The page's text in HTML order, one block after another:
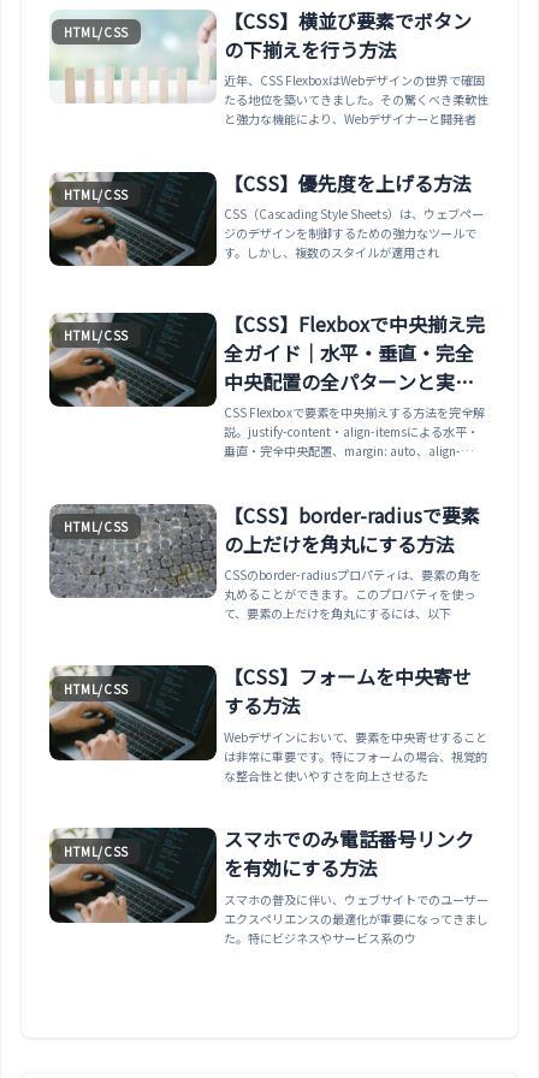
HTML/CSS
【CSS】横並び要素でボタン
の下揃えを行う方法
近年、CSS FlexboxはWebデザインの世界で確固
たる地位を築いてきました。その驚くべき柔軟性
と強力な機能により、Webデザイナーと開発者
HTML/CSS 【CSS】優先度を上げる方法
CSS（Cascading Style Sheets）は、ウェブペー
ジのデザインを制御するための強力なツールで
す。しかし、複数のスタイルが適用され
HTML/CSS
【CSS】Flexboxで中央揃え完
全ガイド｜水平・垂直・完全
中央配置の全パターンと実務
テクニック
CSS Flexboxで要素を中央揃えする方法を完全解
説。justify-content・align-itemsによる水平・
垂直・完全中央配置、margin: auto、align-
ル等の実務パターンまで網羅。
HTML/CSS
【CSS】border-radiusで要素
の上だけを角丸にする方法
CSSのborder-radiusプロパティは、要素の角を
丸めることができます。このプロパティを使っ
て、要素の上だけを角丸にするには、以下
HTML/CSS
【CSS】フォームを中央寄せ
する方法
Webデザインにおいて、要素を中央寄せすること
は非常に重要です。特にフォームの場合、視覚的
な整合性と使いやすさを向上させるた
HTML/CSS
スマホでのみ電話番号リンク
を有効にする方法
スマホの普及に伴い、ウェブサイトでのユーザー
エクスペリエンスの最適化が重要になってきまし
た。特にビジネスやサービス系のウ